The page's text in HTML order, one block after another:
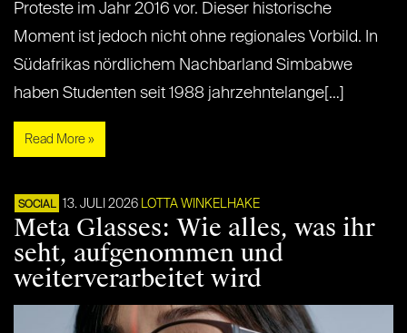
Proteste im Jahr 2016 vor. Dieser historische
Moment ist jedoch nicht ohne regionales Vorbild. In
Südafrikas nördlichem Nachbarland Simbabwe
haben Studenten seit 1988 jahrzehntelange[…]
Read More »
SOCIAL 13. JULI 2026 LOTTA WINKELHAKE
Meta Glasses: Wie alles, was ihr
seht, aufgenommen und
weiterverarbeitet wird